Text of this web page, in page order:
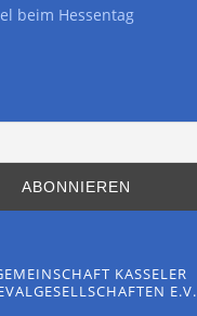
beim Hessentag
KASSELER
E.V.